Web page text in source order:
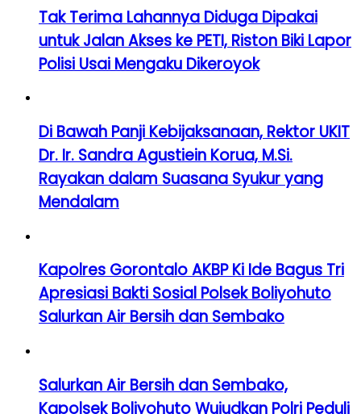
Tak Terima Lahannya Diduga Dipakai
untuk Jalan Akses ke PETI, Riston Biki Lapor
Polisi Usai Mengaku Dikeroyok
Di Bawah Panji Kebijaksanaan, Rektor UKIT
Dr. Ir. Sandra Agustiein Korua, M.Si.
Rayakan dalam Suasana Syukur yang
Mendalam
Kapolres Gorontalo AKBP Ki Ide Bagus Tri
Apresiasi Bakti Sosial Polsek Boliyohuto
Salurkan Air Bersih dan Sembako
Salurkan Air Bersih dan Sembako,
Kapolsek Boliyohuto Wujudkan Polri Peduli